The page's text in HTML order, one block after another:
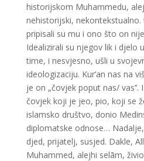
historijskom Muhammedu,
nehistorijski,
pripisali su mu i ono što on
Idealizirali su njegov lik i djelo
time, i nesvjesno, ušli u
ideologizaciju. Kur’an nas na
je on „čovjek poput nas/
čovjek koji je jeo, pio, koji se
islamsko društvo, donio
diplomatske odnose…
djed, prijatelj, susjed. Dakle,
Muhammed, alejhi selām,